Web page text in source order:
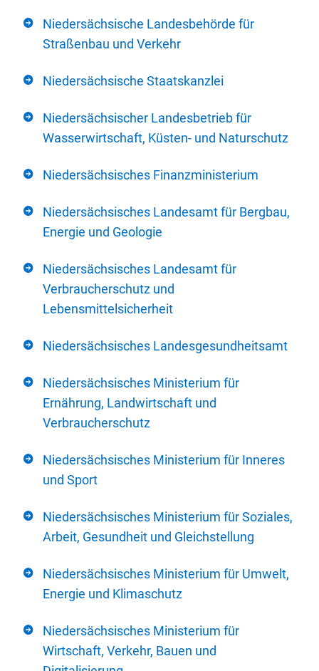
Niedersächsische Landesbehörde für
Straßenbau und Verkehr
Niedersächsische Staatskanzlei
Niedersächsischer Landesbetrieb für
Wasserwirtschaft, Küsten- und Naturschutz
Niedersächsisches Finanzministerium
Niedersächsisches Landesamt für Bergbau,
Energie und Geologie
Niedersächsisches Landesamt für
Verbraucherschutz und
Lebensmittelsicherheit
Niedersächsisches Landesgesundheitsamt
Niedersächsisches Ministerium für
Ernährung, Landwirtschaft und
Verbraucherschutz
Niedersächsisches Ministerium für Inneres
und Sport
Niedersächsisches Ministerium für Soziales,
Arbeit, Gesundheit und Gleichstellung
Niedersächsisches Ministerium für Umwelt,
Energie und Klimaschutz
Niedersächsisches Ministerium für
Wirtschaft, Verkehr, Bauen und